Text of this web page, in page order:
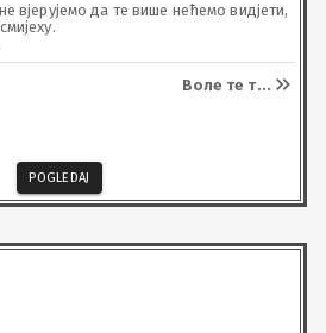
да те више нећемо видјети,
Воле те т...
POGLEDAJ